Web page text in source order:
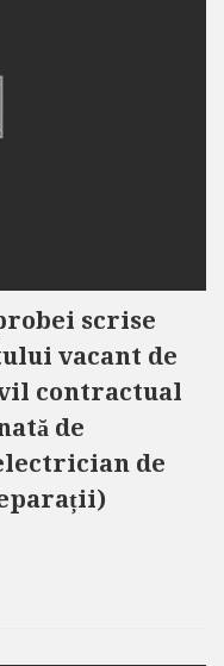
scrise
vacant de
contractual
de
de